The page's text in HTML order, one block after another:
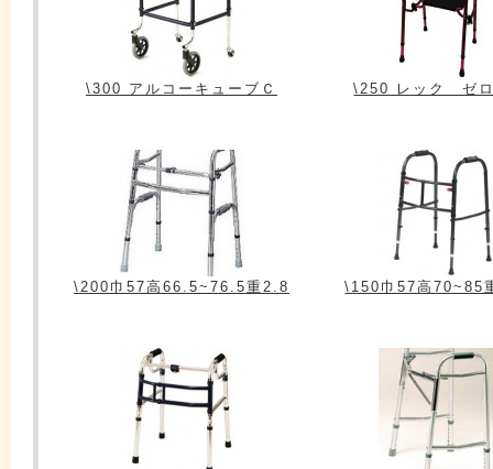
\300 アルコーキューブＣ \250 レック ゼ
\200巾57高66.5~76.5重2.8 \150巾57高70~85